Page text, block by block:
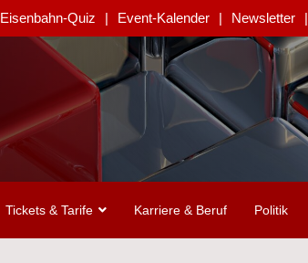
Eisenbahn-Quiz Event-Kalender Newsletter
Tickets & Tarife Karriere & Beruf Politik